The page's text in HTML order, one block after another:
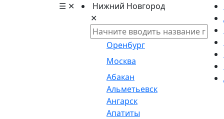
☰ ✕
Нижний Новгород
✕
Оренбург
Москва
Абакан
Альметьевск
Ангарск
Апатиты